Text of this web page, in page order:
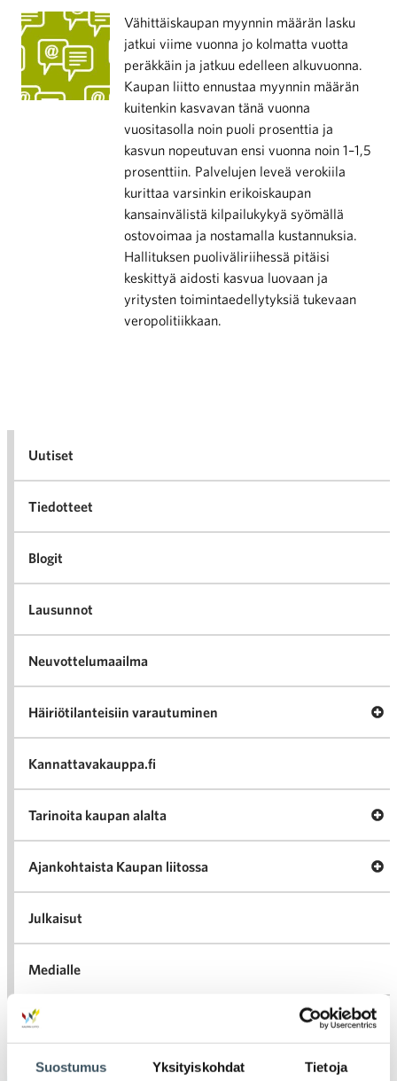
Suostumus Yksityiskohdat Tietoja
Vähittäiskaupan myynnin määrän lasku
jatkui viime vuonna jo kolmatta vuotta
peräkkäin ja jatkuu edelleen alkuvuonna.
Kaupan liitto ennustaa myynnin määrän
kuitenkin kasvavan tänä vuonna
vuositasolla noin puoli prosenttia ja
kasvun nopeutuvan ensi vuonna noin 1–1,5
prosenttiin. Palvelujen leveä verokiila
kurittaa varsinkin erikoiskaupan
kansainvälistä kilpailukykyä syömällä
ostovoimaa ja nostamalla kustannuksia.
Hallituksen puoliväliriihessä pitäisi
keskittyä aidosti kasvua luovaan ja
yritysten toimintaedellytyksiä tukevaan
veropolitiikkaan.
Uutiset
Tiedotteet
Blogit
Lausunnot
Neuvottelumaailma
Häiriötilanteisiin varautuminen
Kannattavakauppa.fi
Tarinoita kaupan alalta
Ajankohtaista Kaupan liitossa
Julkaisut
Medialle
Seuraa toimintaamme